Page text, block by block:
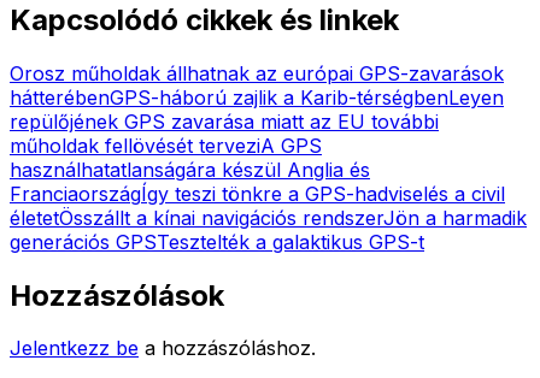
Kapcsolódó cikkek és linkek
Orosz műholdak állhatnak az európai GPS-zavarások
hátterébenGPS-háború zajlik a Karib-térségbenLeyen
repülőjének GPS zavarása miatt az EU további
műholdak fellövését terveziA GPS
használhatatlanságára készül Anglia és
FranciaországÍgy teszi tönkre a GPS-hadviselés a civil
életetÖsszállt a kínai navigációs rendszerJön a harmadik
generációs GPSTesztelték a galaktikus GPS-t
Hozzászólások
Jelentkezz be a hozzászóláshoz.